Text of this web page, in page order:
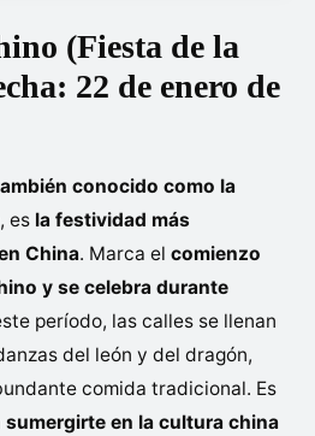
(Fiesta de la
22 de enero de
conocido como la
, es la festividad más
China. Marca el comienzo
y se celebra durante
período, las calles se llenan
del león y del dragón,
comida tradicional. Es
sumergirte en la cultura china